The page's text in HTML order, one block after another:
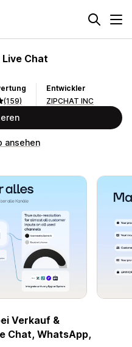
Chat
(159)
Entwickler
ZIPCHAT INC
ansehen
Verkauf &
Chat, WhatsApp,